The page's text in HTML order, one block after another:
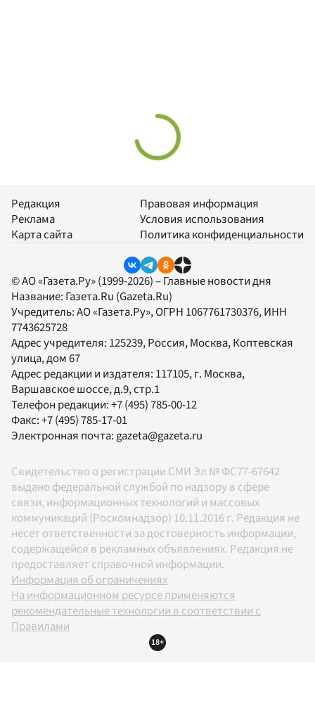
Редакция
Реклама
Карта сайта
Правовая информация
Условия использования
Политика конфиденциальности
© АО «Газета.Ру» (1999-2026) – Главные новости дня
Название: Газета.Ru (Gazeta.Ru)
Учредитель:АО «Газета.Ру», ОГРН 1067761730376, ИНН
7743625728
Адрес учредителя: 125239, Россия, Москва, Коптевская
улица, дом 67
Адрес редакции и издателя: 117105, г. Москва,
Варшавское шоссе, д.9, стр.1
Телефон редакции:+7 (495) 785-00-12
Факс:+7 (495) 785-17-01
Электронная почта:gazeta@gazeta.ru
Свидетельство о регистрации СМИ Эл № ФС77-67642
выдано федеральной службой по надзору в сфере
связи, информационных технологий и массовых
коммуникаций (Роскомнадзор) 10.11.2016 г. Редакция не
несет ответственности за достоверность информации,
содержащейся в рекламных объявлениях. Редакция не
предоставляет справочной информации.
Информация об ограничениях
На информационном ресурсе применяются
рекомендательные технологии в соответствии с
Правилами
18+